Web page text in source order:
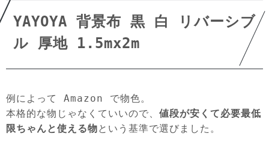
YAYOYA 背景布 黒 白 リバーシブ
ル 厚地 1.5mx2m
例によって Amazon で物色。
本格的な物じゃなくていいので、 値段が安くて必要最低
限ちゃんと使える物という基準で選びました。